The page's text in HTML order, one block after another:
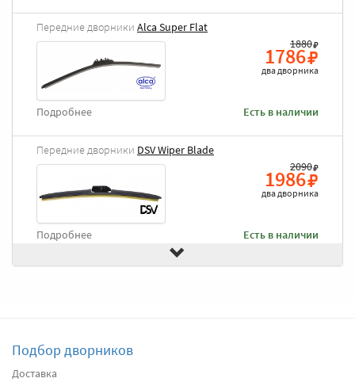
Передние дворники Alca Super Flat
1880
1786
два дворника
Есть в наличии
Подробнее
Передние дворники DSV Wiper Blade
2090
1986
два дворника
Есть в наличии
Подробнее
Подробнее
Подбор дворников
Доставка